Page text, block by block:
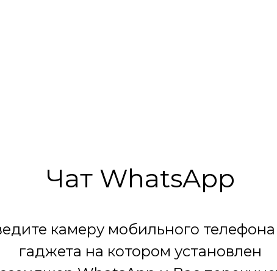
Чат WhatsApp
камеру мобильного
гаджета на котором установлен